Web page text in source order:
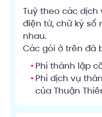
Tuỳ theo các
điện tử, chữ ký số
nhau.
Các gói ở trên đã
Phí thành lập
Phí dịch vụ
của Thuận